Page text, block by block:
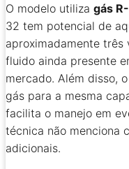
O modelo utiliza gás
32 tem potencial de
aproximadamente três
fluido ainda presente
mercado. Além disso,
gás para a mesma
facilita o manejo em
técnica não menciona
adicionais.